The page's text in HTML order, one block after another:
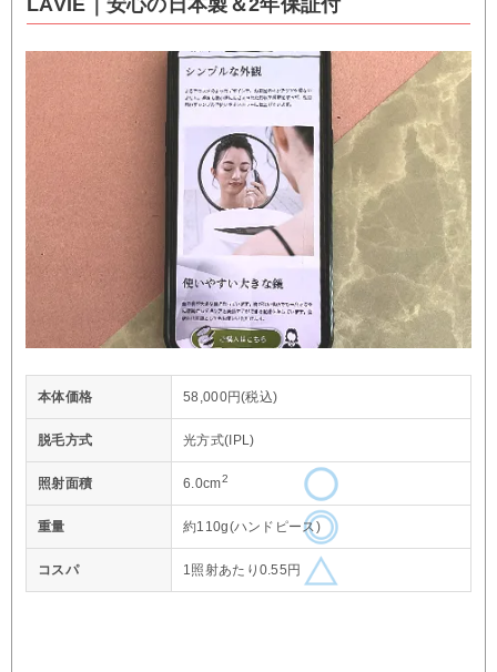
本体価格 58,000円(税込)
脱毛方式 光方式(IPL)
照射面積 6.0cm2
重量 約110g(ハンドピース)
コスパ 1照射あたり0.55円